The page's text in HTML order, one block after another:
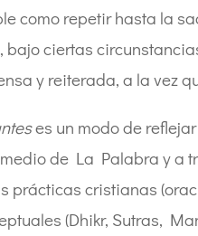
como repetir hasta la
ciertas
y reiterada, a la vez
es un modo de
de La Palabra y a
prácticas cristianas
(Dhikr, Sutras,